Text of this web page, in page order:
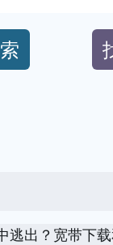
出？宽带下